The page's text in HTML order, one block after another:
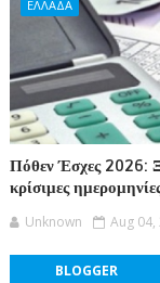
ΕΛΛΑΔΑ
Πόθεν Έσχες 2026:
κρίσιμες
Unknown Aug 04,
BLOGGER